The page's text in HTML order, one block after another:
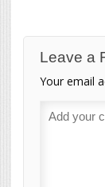
Leave a
Your email